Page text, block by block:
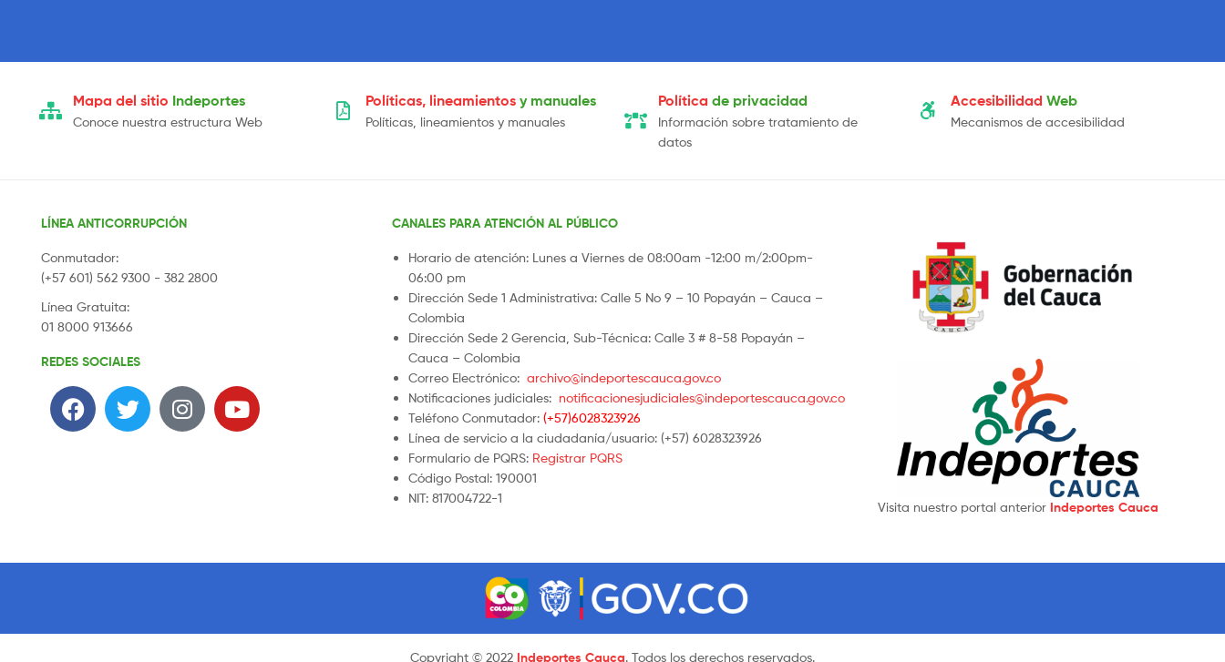
Mapa del sitio Indeportes
Conoce nuestra estructura Web
Políticas, lineamientos y manuales
Políticas, lineamientos y manuales
Política de privacidad
Información sobre tratamiento de
datos
Accesibilidad Web
Mecanismos de accesibilidad
LÍNEA ANTICORRUPCIÓN
Conmutador:
(+57 601) 562 9300 - 382 2800
Línea Gratuita:
01 8000 913666
REDES SOCIALES
CANALES PARA ATENCIÓN AL PÚBLICO
Horario de atención: Lunes a Viernes de 08:00am -12:00 m/2:00pm-
06:00 pm
Dirección Sede 1 Administrativa: Calle 5 No 9 – 10 Popayán – Cauca –
Colombia
Dirección Sede 2 Gerencia, Sub-Técnica: Calle 3 # 8-58 Popayán –
Cauca – Colombia
Correo Electrónico:archivo@indeportescauca.gov.co
Notificaciones judiciales: notificacionesjudiciales@indeportescauca.gov.co
Teléfono Conmutador:(+57)6028323926
Línea de servicio a la ciudadanía/usuario: (+57) 6028323926
Formulario de PQRS: Registrar PQRS
Código Postal: 190001
NIT: 817004722-1
Visita nuestro portal anterior Indeportes Cauca
Copyright © 2022 Indeportes Cauca. Todos los derechos reservados.